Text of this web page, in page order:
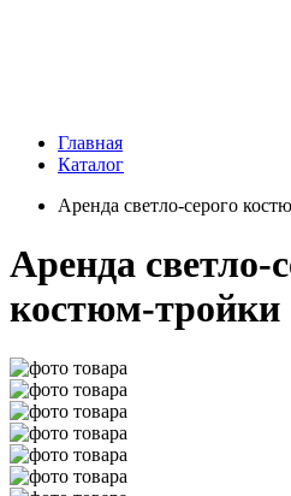
Главная
Каталог
Аренда светло-серого
Аренда светло-
костюм-тройки